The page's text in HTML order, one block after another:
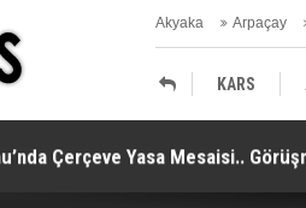
Akyaka Arpaçay
Kars Gündem
KARS
SELİM
Çerçeve Yasa Mesaisi..